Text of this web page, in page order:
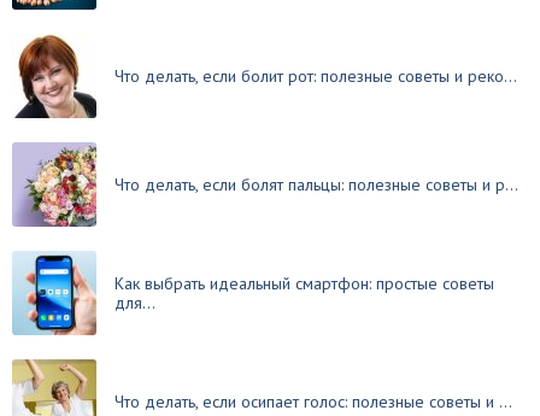
Что делать, если болит рот: полезные советы и реко...
Что делать, если болят пальцы: полезные советы и р...
Как выбрать идеальный смартфон: простые советы
для...
Что делать, если осипает голос: полезные советы и ...